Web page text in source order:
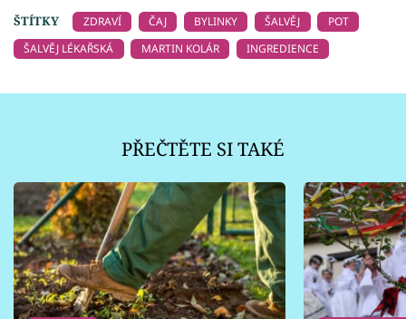
ŠTÍTKY
ZDRAVÍ ČAJ BYLINKY ŠALVĚJ
POT
ŠALVĚJ LÉKAŘSKÁ
MARTIN KOLÁR INGREDIENCE
PŘEČTĚTE SI TAKÉ